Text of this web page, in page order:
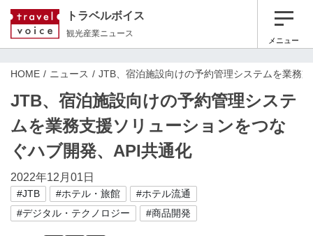
トラベルボイス
観光産業ニュース
メニュー
HOME ニュース JTB、宿泊施設向けの予約管理システムを業務
JTB、宿泊施設向けの予約管理システ
ムを業務支援ソリューションをつな
ぐハブ開発、API共通化
2022年12月01日
#JTB #ホテル・旅館
#ホテル流通
#デジタル・テクノロジー
#商品開発